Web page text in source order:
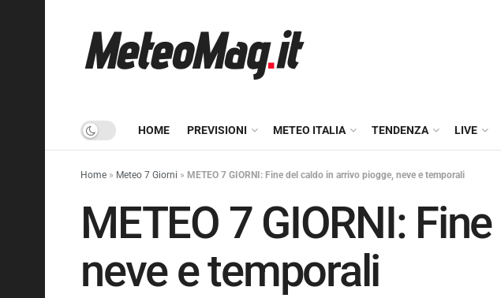
HOME PREVISIONI METEO ITALIA TENDENZA LIVE
Home » Meteo 7 Giorni » METEO 7 GIORNI: Fine del caldo in arrivo piogge, neve e temporali
METEO 7 GIORNI:
neve e temporali